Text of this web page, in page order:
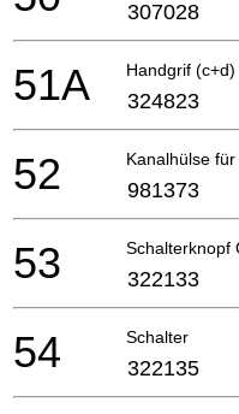
307028
Handgrif
51A 324823
Kanalhülse
52 981373
Schalterknopf
53 322133
Schalter
54 322135